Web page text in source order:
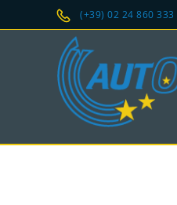
(+39) 02 24 860 333